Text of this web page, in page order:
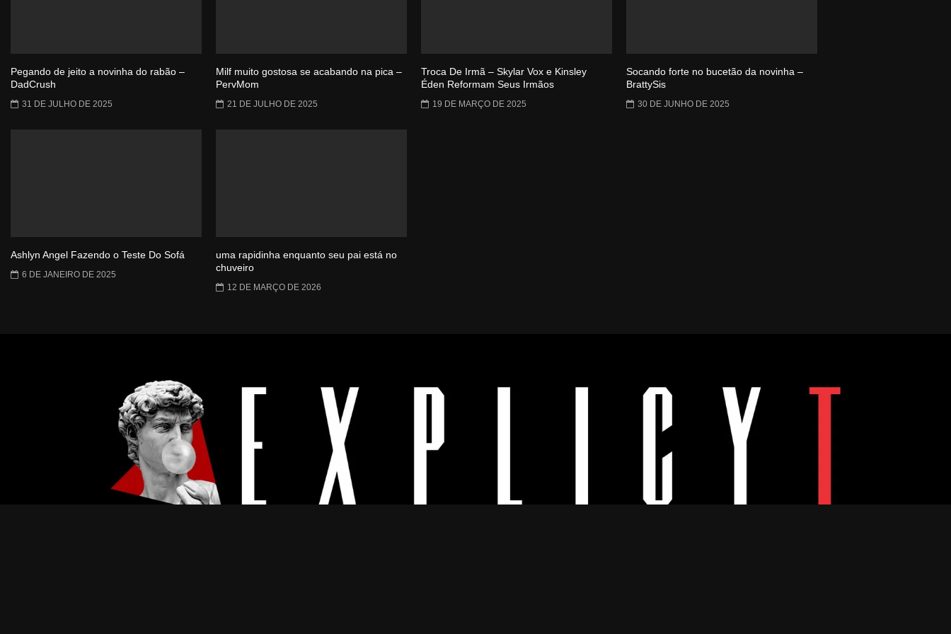
Pegando de jeito a novinha do rabão –
DadCrush
31 DE JULHO DE 2025
Milf muito gostosa se acabando na pica –
PervMom
21 DE JULHO DE 2025
Troca De Irmã – Skylar Vox e Kinsley
Éden Reformam Seus Irmãos
19 DE MARÇO DE 2025
Socando forte no bucetão da novinha –
BrattySis
30 DE JUNHO DE 2025
Ashlyn Angel Fazendo o Teste Do Sofá
6 DE JANEIRO DE 2025
uma rapidinha enquanto seu pai está no
chuveiro
12 DE MARÇO DE 2026